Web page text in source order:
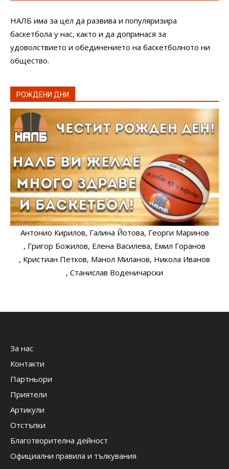
НАЛБ има за цел да развива и популяризира
баскетбола у нас, както и да допринася за
удоволствието и обединението на баскетболното ни
общество.
РОЖДЕНИ ДНИ
Антонио Кирилов, Галина Йотова, Георги Маринов
, Григор Божилов, Елена Василева, Емил Горанов
, Кристиан Петков, Манол Миланов, Никола Иванов
, Станислав Воденичарски
За нас
Контакти
Партньори
Приятели
Артикули
Отстъпки
Благотворителна дейност
Официални правила и тълкувания